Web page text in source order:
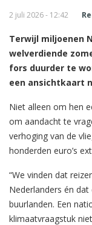
2 juli 2026 - 12:42
Terwijl miljoenen
welverdiende
fors duurder te
een ansichtkaart
Niet alleen om hen
om aandacht te
verhoging van de
honderden euro’s
“We vinden dat
Nederlanders én
buurlanden. Een
klimaatvraagstuk